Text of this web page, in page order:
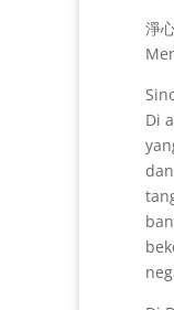
淨
Di